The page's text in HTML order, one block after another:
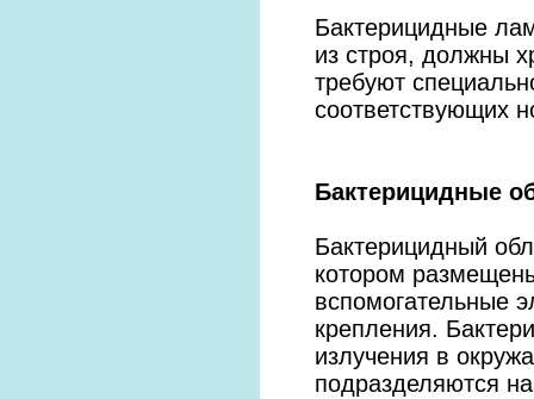
Бактерицидные
из строя, должны
требуют
соответствующих
Бактерицидные
Бактерицидный
котором
вспомогательные
крепления.
излучения в
подразделяются